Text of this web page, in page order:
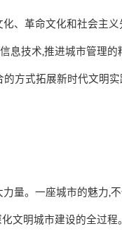
、革命文化和社会主义
息技术,推进城市管理的
的方式拓展新时代文明
量。一座城市的魅力,
文明城市建设的全过程